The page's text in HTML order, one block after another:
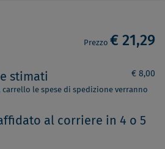
Prezzo € 21,29
stimati € 8,00
le spese di spedizione verranno
al corriere in 4 o 5